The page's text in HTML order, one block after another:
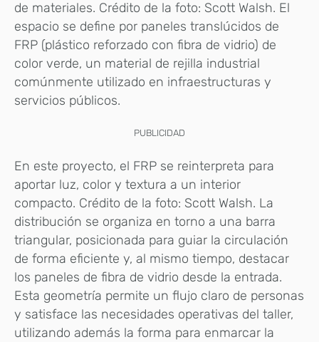
de materiales. Crédito de la foto: Scott Walsh. El
espacio se define por paneles translúcidos de
FRP (plástico reforzado con fibra de vidrio) de
color verde, un material de rejilla industrial
comúnmente utilizado en infraestructuras y
servicios públicos.
PUBLICIDAD
En este proyecto, el FRP se reinterpreta para
aportar luz, color y textura a un interior
compacto. Crédito de la foto: Scott Walsh. La
distribución se organiza en torno a una barra
triangular, posicionada para guiar la circulación
de forma eficiente y, al mismo tiempo, destacar
los paneles de fibra de vidrio desde la entrada.
Esta geometría permite un flujo claro de personas
y satisface las necesidades operativas del taller,
utilizando además la forma para enmarcar la